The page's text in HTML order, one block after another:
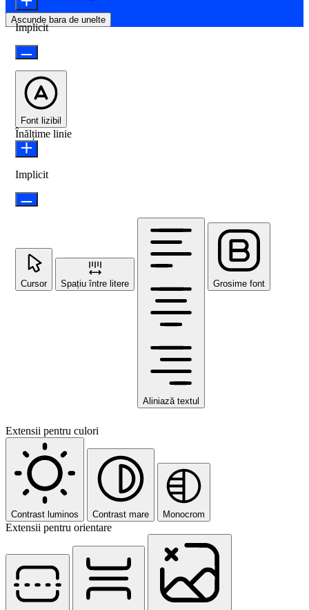
Ascunde bara de unelte
Implicit
Font lizibil
Înălțime linie
Implicit
Cursor Spațiu între litere
Aliniază textul
Grosime font
Extensii pentru culori
Contrast luminos Contrast mare Monocrom
Extensii pentru orientare